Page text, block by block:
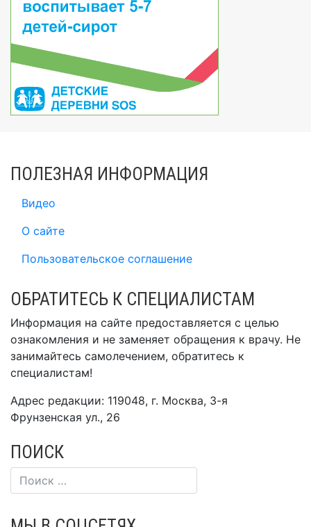
ПОЛЕЗНАЯ ИНФОРМАЦИЯ
Видео
О сайте
Пользовательское соглашение
ОБРАТИТЕСЬ К СПЕЦИАЛИСТАМ
Информация на сайте предоставляется с целью
ознакомления и не заменяет обращения к врачу. Не
занимайтесь самолечением, обратитесь к
специалистам!
Адрес редакции: 119048, г. Москва, 3-я
Фрунзенская ул., 26
ПОИСК